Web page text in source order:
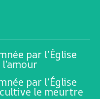
par l’Église
par l’Église
le meurtre